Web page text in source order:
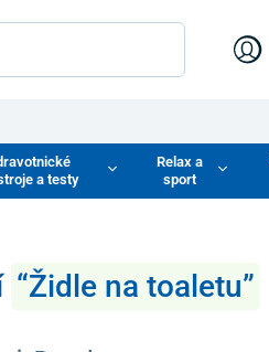
a testy
Relax a
sport
“Židle na toaletu”